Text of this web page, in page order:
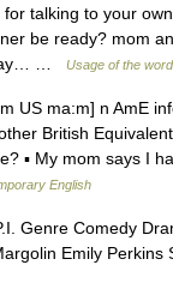
talking to your
be ready? mom
…
Usage of the
US ma:m] n AmE
British
▪ My mom says I
English
Genre Comedy
Emily Perkins